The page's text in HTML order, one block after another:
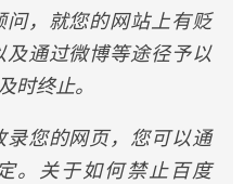
，就您的网站上有贬
通过微博等途径予以
时终止。
您的网页，您可以通
。关于如何禁止百度